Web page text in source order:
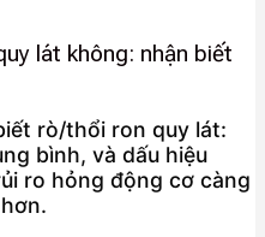
lát không: nhận biết
rò/thổi ron quy lát:
bình, và dấu hiệu
ro hỏng động cơ càng